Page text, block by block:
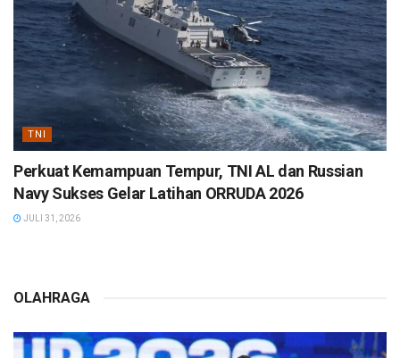
TNI
Perkuat Kemampuan Tempur, TNI AL dan Russian
Navy Sukses Gelar Latihan ORRUDA 2026
JULI 31, 2026
OLAHRAGA